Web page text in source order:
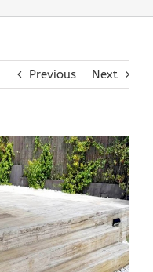
Previous Next